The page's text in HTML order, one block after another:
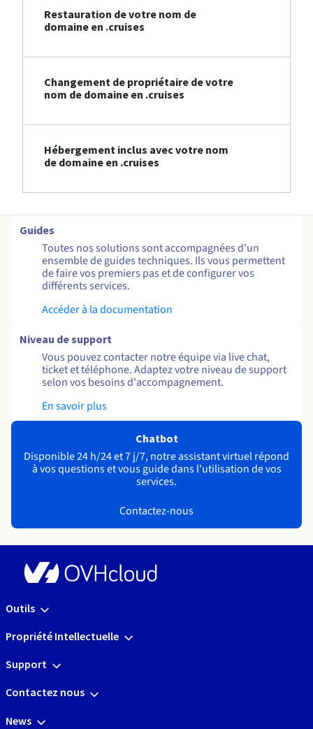
Restauration de votre nom de
domaine en .cruises
Changement de propriétaire de votre
nom de domaine en .cruises
Hébergement inclus avec votre nom
de domaine en .cruises
Guides
Toutes nos solutions sont accompagnées d'un
ensemble de guides techniques. Ils vous permettent
de faire vos premiers pas et de configurer vos
différents services.
Accéder à la documentation
Niveau de support
Vous pouvez contacter notre équipe via live chat,
ticket et téléphone. Adaptez votre niveau de support
selon vos besoins d'accompagnement.
En savoir plus
Chatbot
Disponible 24 h/24 et 7 j/7, notre assistant virtuel répond
à vos questions et vous guide dans l'utilisation de vos
services.
Contactez-nous
Outils
Propriété Intellectuelle
Support
Contactez nous
News